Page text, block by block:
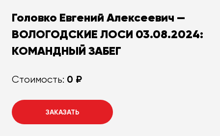
Головко Евгений Алексеевич —
ВОЛОГОДСКИЕ ЛОСИ 03.08.2024:
КОМАНДНЫЙ ЗАБЕГ
Стоимость: 0 ₽
ЗАКАЗАТЬ